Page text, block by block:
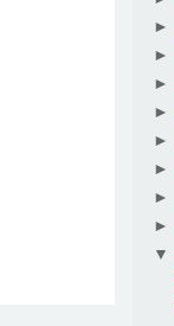
►
►
►
►
►
►
►
►
▼